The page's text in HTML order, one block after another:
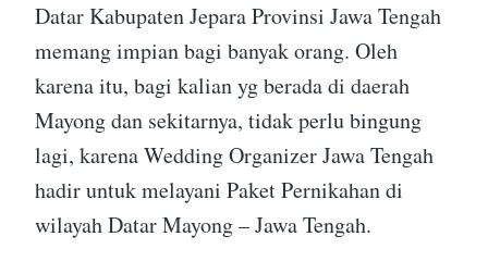
Datar Kabupaten Jepara Provinsi Jawa Tengah
memang impian bagi banyak orang. Oleh
karena itu, bagi kalian yg berada di daerah
Mayong dan sekitarnya, tidak perlu bingung
lagi, karena Wedding Organizer Jawa Tengah
hadir untuk melayani Paket Pernikahan di
wilayah Datar Mayong – Jawa Tengah.